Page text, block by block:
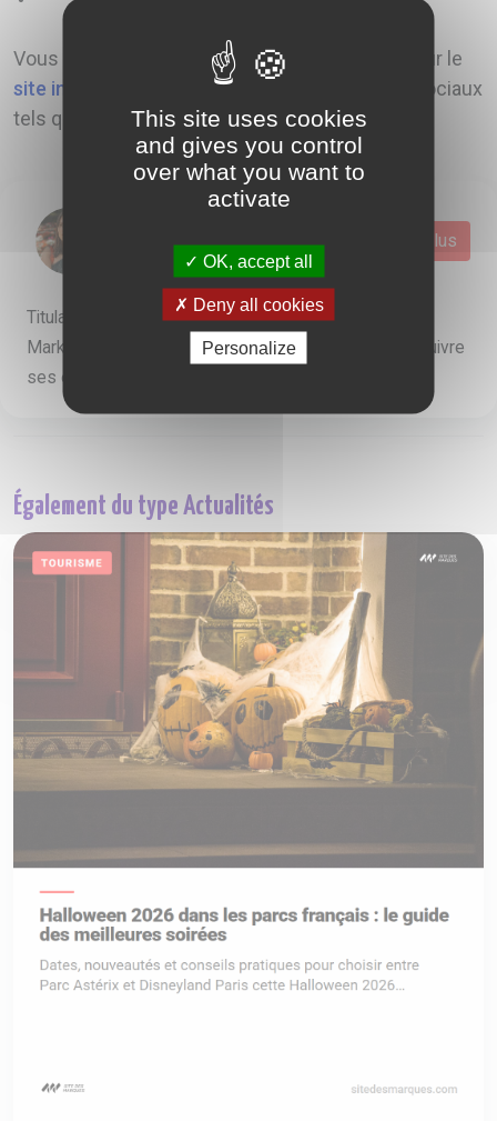
Vous pouvez retrouverCarnet à la Française
sur le
site internet
mais également sur les réseaux sociaux
tels que
Instagram ,Facebook etPinterest
Ophelie Voir plus
Titulaire dun BTS Communication et d'une Licence
Marketing et Commerciale, Ophélie a choisi de poursuivre
ses études en intégrant un Master Marketing...
Également du type Actualités
This site uses cookies
and gives you control
over what you want to
activate
OK, accept all
Deny all cookies
Personalize